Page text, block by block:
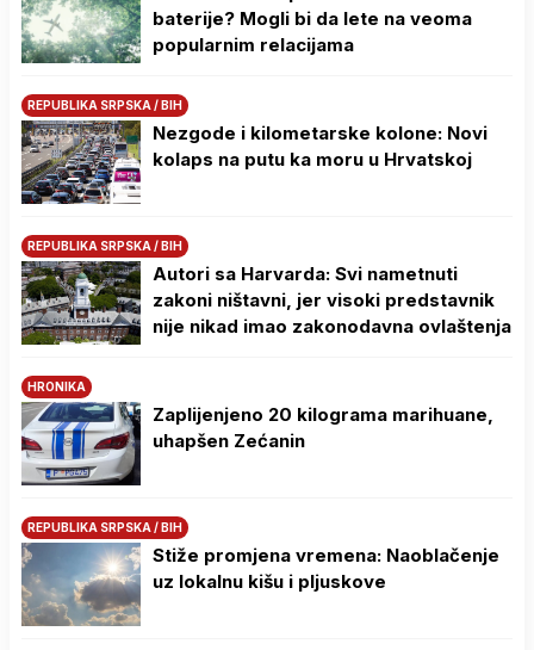
baterije? Mogli bi da lete na veoma
popularnim relacijama
REPUBLIKA SRPSKA / BIH
Nezgode i kilometarske kolone: Novi
kolaps na putu ka moru u Hrvatskoj
REPUBLIKA SRPSKA / BIH
Autori sa Harvarda: Svi nametnuti
zakoni ništavni, jer visoki predstavnik
nije nikad imao zakonodavna ovlaštenja
HRONIKA
Zaplijenjeno 20 kilograma marihuane,
uhapšen Zećanin
REPUBLIKA SRPSKA / BIH
Stiže promjena vremena: Naoblačenje
uz lokalnu kišu i pljuskove